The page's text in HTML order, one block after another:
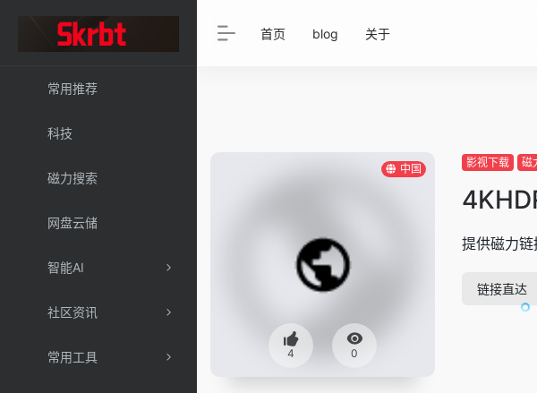
常用推荐
科技
磁力搜索
网盘云储
智能AI
社区资讯
常用工具
首页 blog 关于
中国
4 0
影视下载 磁
提供磁力
链接直达